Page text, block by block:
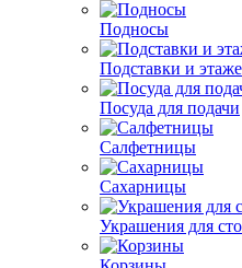
Подносы
Подставки и
Посуда для подачи
Салфетницы
Сахарницы
Украшения для